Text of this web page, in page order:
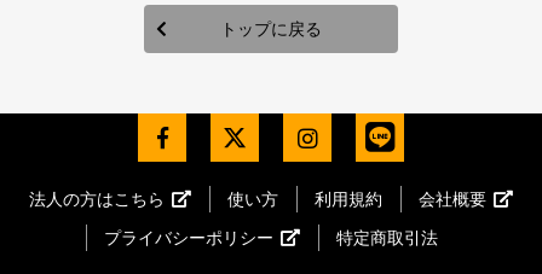
トップに戻る
法人の方はこちら 使い方 利用規約
会社概要
プライバシーポリシー
特定商取引法